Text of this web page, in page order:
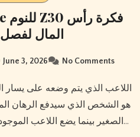
المال
June 3, 2026 No Comments
الصغير بينما يضع اللاعب الموجود على يمينه رهانًا على الرهان…